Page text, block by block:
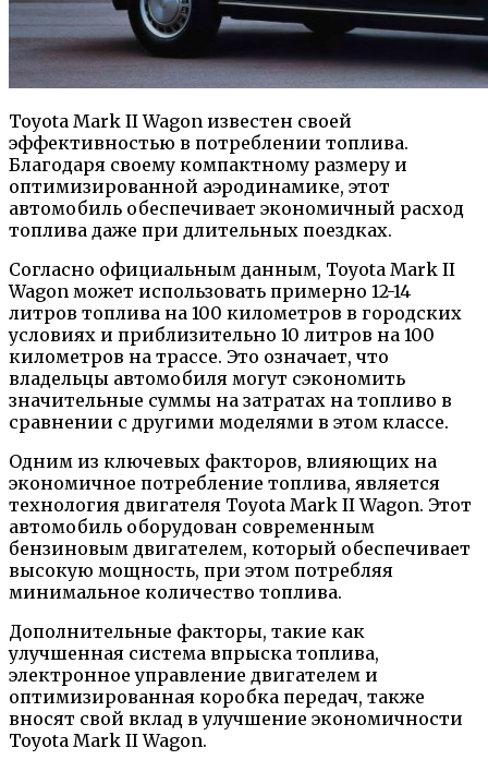
Toyota Mark II Wagon известен своей
эффективностью в потреблении топлива.
Благодаря своему компактному размеру и
оптимизированной аэродинамике, этот
автомобиль обеспечивает экономичный расход
топлива даже при длительных поездках.
Согласно официальным данным, Toyota Mark II
Wagon может использовать примерно 12-14
литров топлива на 100 километров в городских
условиях и приблизительно 10 литров на 100
километров на трассе. Это означает, что
владельцы автомобиля могут сэкономить
значительные суммы на затратах на топливо в
сравнении с другими моделями в этом классе.
Одним из ключевых факторов, влияющих на
экономичное потребление топлива, является
технология двигателя Toyota Mark II Wagon. Этот
автомобиль оборудован современным
бензиновым двигателем, который обеспечивает
высокую мощность, при этом потребляя
минимальное количество топлива.
Дополнительные факторы, такие как
улучшенная система впрыска топлива,
электронное управление двигателем и
оптимизированная коробка передач, также
вносят свой вклад в улучшение экономичности
Toyota Mark II Wagon.